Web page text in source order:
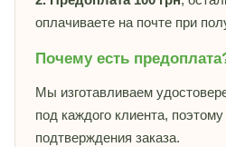
оплачиваете на почте при
Почему есть
Мы изготавливаем
под каждого клиента,
подтверждения заказа.